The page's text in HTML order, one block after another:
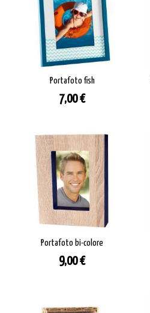
Portafoto fish
Prezzo
7,00 €
Portafoto bi-colore
Prezzo
9,00 €